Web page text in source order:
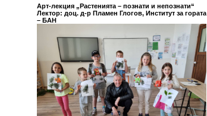
Арт-лекция „Растенията – познати и непознати“
Лектор: доц. д-р Пламен Глогов, Институт за гората
– БАН